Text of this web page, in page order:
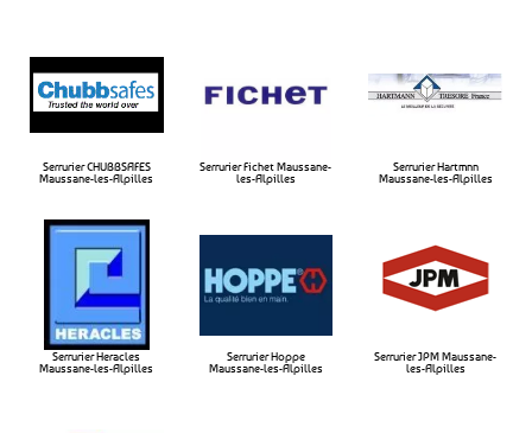
Serrurier CHUBBSAFES
Maussane-les-Alpilles​
Serrurier Fichet Maussane-
les-Alpilles​
Serrurier Hartmnn
Maussane-les-Alpilles​
Serrurier Heracles
Maussane-les-Alpilles​
Serrurier Hoppe
Maussane-les-Alpilles​
Serrurier JPM Maussane-
les-Alpilles​